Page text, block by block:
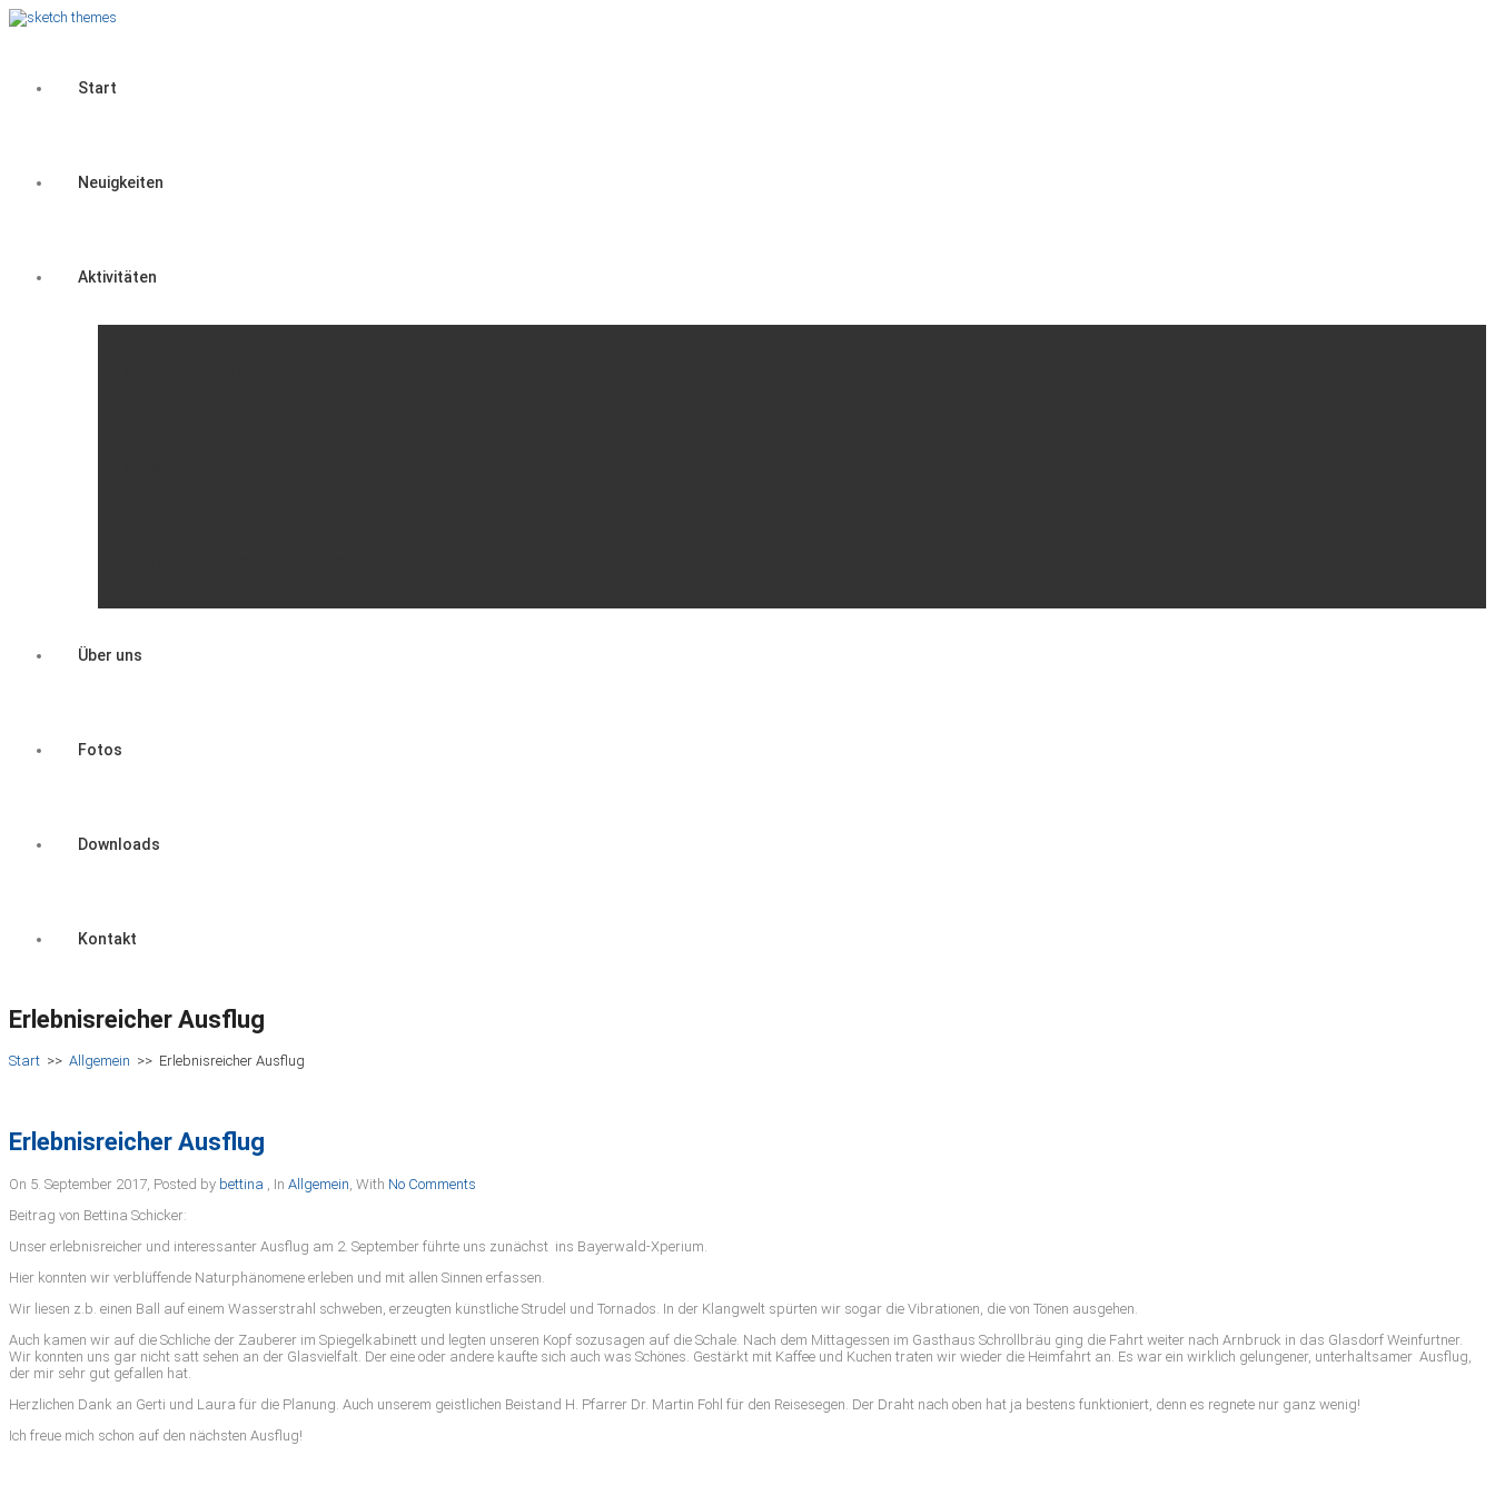
Start
Neuigkeiten
Aktivitäten
Über uns
Fotos
Downloads
Kontakt
Erlebnisreicher Ausflug
Start >> Allgemein >> Erlebnisreicher Ausflug
Erlebnisreicher Ausflug
On 5. September 2017 Posted by bettina In Allgemein With No Comments
Beitrag von Bettina Schicker:
Unser erlebnisreicher und interessanter Ausflug am 2. September führte uns zunächst ins Bayerwald-Xperium.
Hier konnten wir verblüffende Naturphänomene erleben und mit allen Sinnen erfassen.
Wir liesen z.b. einen Ball auf einem Wasserstrahl schweben, erzeugten künstliche Strudel und Tornados. In der Klangwelt spürten wir sogar die Vibrationen, die von Tönen ausgehen.
Auch kamen wir auf die Schliche der Zauberer im Spiegelkabinett und legten unseren Kopf sozusagen auf die Schale. Nach dem Mittagessen im Gasthaus Schrollbräu ging die Fahrt weiter nach Arnbruck in das Glasdorf Weinfurtner.
Wir konnten uns gar nicht satt sehen an der Glasvielfalt. Der eine oder andere kaufte sich auch was Schönes. Gestärkt mit Kaffee und Kuchen traten wir wieder die Heimfahrt an. Es war ein wirklich gelungener, unterhaltsamer Ausflug,
der mir sehr gut gefallen hat.
Herzlichen Dank an Gerti und Laura für die Planung. Auch unserem geistlichen Beistand H. Pfarrer Dr. Martin Fohl für den Reisesegen. Der Draht nach oben hat ja bestens funktioniert, denn es regnete nur ganz wenig!
Ich freue mich schon auf den nächsten Ausflug!